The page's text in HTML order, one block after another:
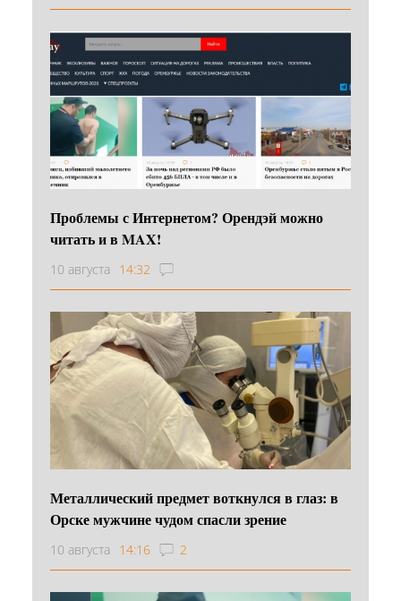
Проблемы с Интернетом? Орендэй можно
читать и в MAX!
10 августа 14:32
Металлический предмет воткнулся в глаз: в
Орске мужчине чудом спасли зрение
10 августа 14:16 2